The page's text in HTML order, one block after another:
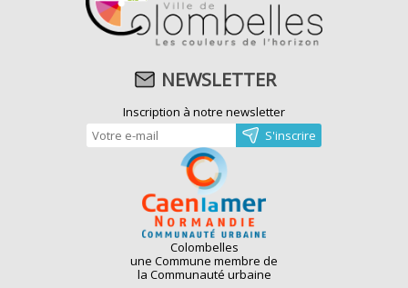
NEWSLETTER
Inscription à notre newsletter
Colombelles
une Commune membre de
la Communauté urbaine